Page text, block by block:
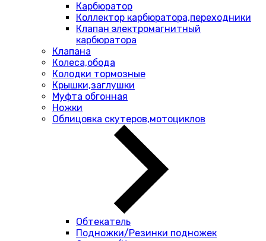
Карбюратор
Коллектор карбюратора,переходники
Клапан электромагнитный
карбюратора
Клапана
Колеса,обода
Колодки тормозные
Крышки,заглушки
Муфта обгонная
Ножки
Облицовка скутеров,мотоциклов
Обтекатель
Подножки/Резинки подножек